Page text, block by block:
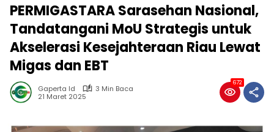
PERMIGASTARA Sarasehan Nasional,
Tandatangani MoU Strategis untuk
Akselerasi Kesejahteraan Riau Lewat
Migas dan EBT
Gaperta Id
3 Min Baca
21 Maret 2025
672